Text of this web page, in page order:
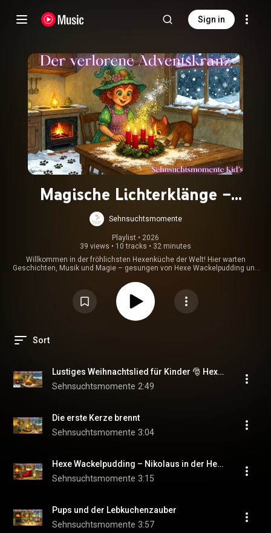
Sign in
Magische Lichterklänge –
Weihnachtsmusik aus der
Zauberküche
Sehnsuchtsmomente
Playlist • 2026
39 views • 10 tracks • 32 minutes
Willkommen in der fröhlichsten Hexenküche der Welt! Hier warten
Geschichten, Musik und Magie – gesungen von Hexe Wackelpudding und
glitzernde Melodien und kleine Abenteuer voller Herz, Humor und Zauber.
Perfekt zum Mitsingen, Tanzen, Basteln oder einfach zum Träumen bei
Kerzenschein. 🎄💫 🕯️ Jede Melodie erzählt eine Geschichte: Vom
verlorenen Adventskranz, tanzenden Kerzen und geheimnisvollen
Schneebriefen bis hin zur großen Feier im Zaubergarten. 🌟 Ideal für: ✔️
Kindergärten, Schulen & Weihnachtsbasteleien ✔️ Alle, die an Magie
Sort
Lustiges Weihnachtslied für Kinder 🎅 Hexe Wackelpudding sucht den Adventskranz
Sehnsuchtsmomente 2:49
Die erste Kerze brennt
Sehnsuchtsmomente 3:04
Hexe Wackelpudding – Nikolaus in der Hexenküche  | Lustiges Weihnachtslied für Kinder mit Kater Pups
Sehnsuchtsmomente 3:15
Pups und der Lebkuchenzauber
Sehnsuchtsmomente 3:57